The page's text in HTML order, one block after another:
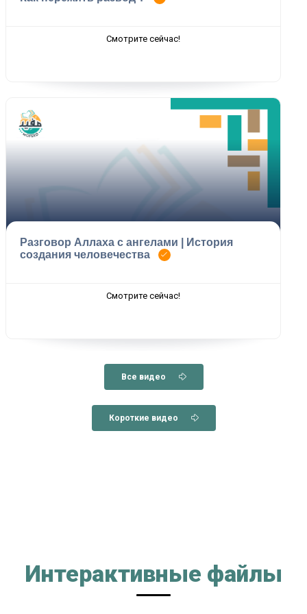
Смотрите сейчас!
Разговор Аллаха с ангелами | История
создания человечества
Смотрите сейчас!
Все видео
Короткие видео
Интерактивные файлы